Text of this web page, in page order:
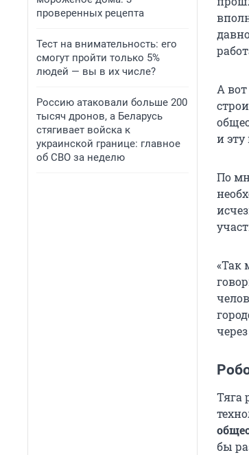
проверенных рецепта
Тест на внимательность: его
смогут пройти только 5%
людей — вы в их числе?
Россию атаковали больше 200
тысяч дронов, а Беларусь
стягивает войска к
украинской границе: главное
об СВО за неделю
А
и
По
«Так
Тяга
бы